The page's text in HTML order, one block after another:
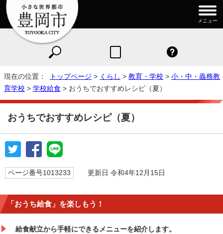
メニュー
現在の位置： トップページ > くらし > 教育・学校 > 小・中・義務教
育学校 > 学校給食 > おうちでおすすめレシピ（夏）
おうちでおすすめレシピ（夏）
ページ番号1013233 更新日 令和4年12月15日
「おうち給食」を楽しもう！
給食献立から手軽にできるメニューを紹介します。